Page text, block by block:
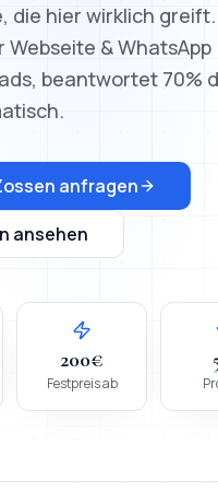
die hier wirklich greift.
& WhatsApp
beantwortet 70%
anfragen
ansehen
200€
Festpreis ab